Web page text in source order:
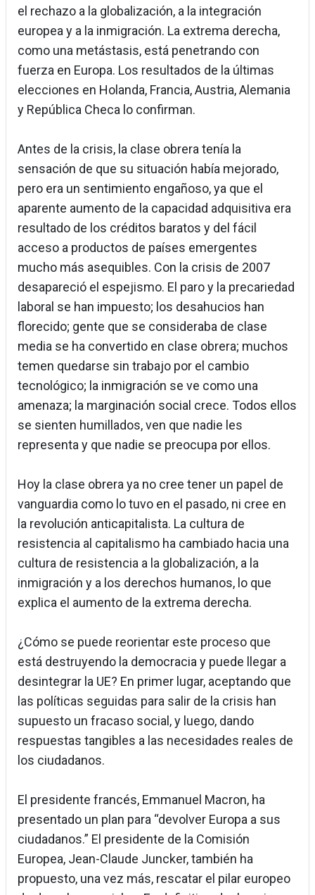
el rechazo a la globalización, a la integración
europea y a la inmigración. La extrema derecha,
como una metástasis, está penetrando con
fuerza en Europa. Los resultados de la últimas
elecciones en Holanda, Francia, Austria, Alemania
y República Checa lo confirman.
Antes de la crisis, la clase obrera tenía la
sensación de que su situación había mejorado,
pero era un sentimiento engañoso, ya que el
aparente aumento de la capacidad adquisitiva era
resultado de los créditos baratos y del fácil
acceso a productos de países emergentes
mucho más asequibles. Con la crisis de 2007
desapareció el espejismo. El paro y la precariedad
laboral se han impuesto; los desahucios han
florecido; gente que se consideraba de clase
media se ha convertido en clase obrera; muchos
temen quedarse sin trabajo por el cambio
tecnológico; la inmigración se ve como una
amenaza; la marginación social crece. Todos ellos
se sienten humillados, ven que nadie les
representa y que nadie se preocupa por ellos.
Hoy la clase obrera ya no cree tener un papel de
vanguardia como lo tuvo en el pasado, ni cree en
la revolución anticapitalista. La cultura de
resistencia al capitalismo ha cambiado hacia una
cultura de resistencia a la globalización, a la
inmigración y a los derechos humanos, lo que
explica el aumento de la extrema derecha.
¿Cómo se puede reorientar este proceso que
está destruyendo la democracia y puede llegar a
desintegrar la UE? En primer lugar, aceptando que
las políticas seguidas para salir de la crisis han
supuesto un fracaso social, y luego, dando
respuestas tangibles a las necesidades reales de
los ciudadanos.
El presidente francés, Emmanuel Macron, ha
presentado un plan para “devolver Europa a sus
ciudadanos.” El presidente de la Comisión
Europea, Jean-Claude Juncker, también ha
propuesto, una vez más, rescatar el pilar europeo